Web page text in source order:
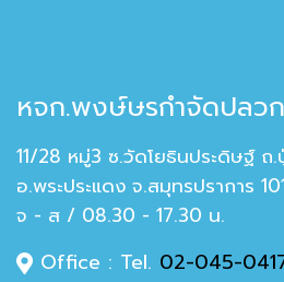
หจก.พงษ์ษรกำจัดปลว
11/28 หมู่3 ซ.วัดโยธินประดิษฐ์ ถ.
อ.พระประแดง จ.สมุทรปราการ
จ - ส / 08.30 - 17.30 น.
Office : Tel. 02-045-